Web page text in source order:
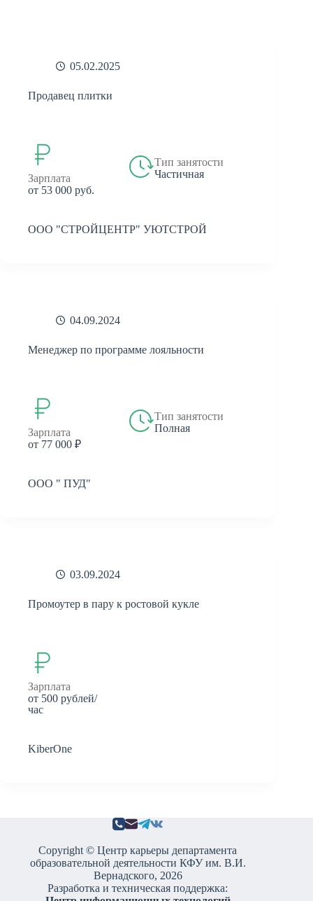
05.02.2025
Продавец плитки
Зарплата
от 53 000 руб.
Тип занятости
Частичная
ООО "СТРОЙЦЕНТР" УЮТСТРОЙ
04.09.2024
Менеджер по программе лояльности
Зарплата
от 77 000 ₽
Тип занятости
Полная
ООО " ПУД"
03.09.2024
Промоутер в пару к ростовой кукле
Зарплата
от 500 рублей/
час
KiberOne
Copyright © Центр карьеры департамента
образовательной деятельности КФУ им. В.И.
Вернадского, 2026
Разработка и техническая поддержка: